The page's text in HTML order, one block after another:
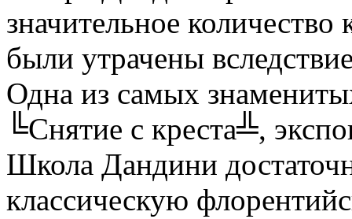
значительное
были утрачены
Одна из самых
╚Снятие с креста╩,
Школа Дандини
классическую